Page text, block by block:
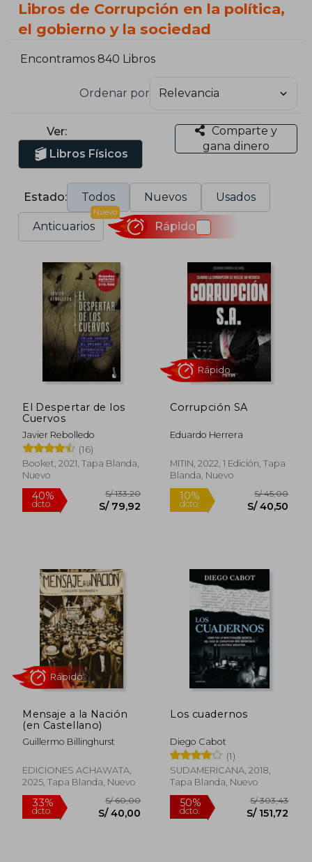
Libros de Corrupción en la política,
el gobierno y la sociedad
Encontramos 840 Libros
Ordenar por
Ver:
Libros Físicos
Comparte y
gana dinero
Estado: Todos Nuevos Usados
Anticuarios
Nuevo
Rápido
El Despertar de los
Cuervos
Javier Rebolledo
(16)
Booket, 2021, Tapa Blanda,
Nuevo
40%
dcto.
S/ 133,20
S/ 79,92
Corrupción SA
Eduardo Herrera
MITIN, 2022, 1 Edición, Tapa
Blanda, Nuevo
10%
dcto.
Mensaje a la Nación
(en Castellano)
Guillermo Billinghurst
EDICIONES ACHAWATA,
2025, Tapa Blanda, Nuevo
Rápido
Los cuadernos
Diego Cabot
(1)
SUDAMERICANA, 2018,
Tapa Blanda, Nuevo